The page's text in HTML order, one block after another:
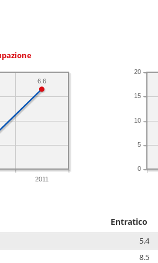
2011
6.6
0
5
10
15
20
Entratico
5.4
8.5